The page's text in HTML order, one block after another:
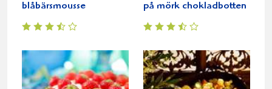
blåbärsmousse
på mörk chokladbotten